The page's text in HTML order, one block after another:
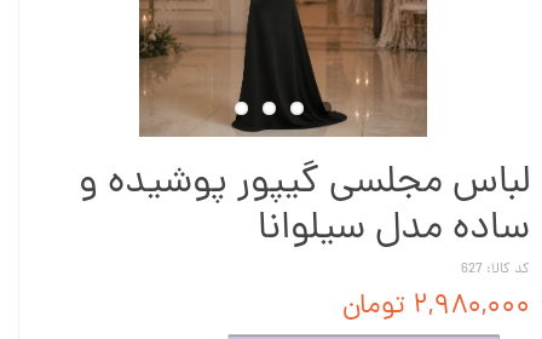
لباس مجلسی گیپور پوشیده و
ساده مدل سیلوانا
کد کالا: 627
۲,۹۸۰,۰۰۰ تومان